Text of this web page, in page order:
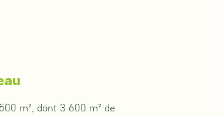
m², dont 3 600 m² de